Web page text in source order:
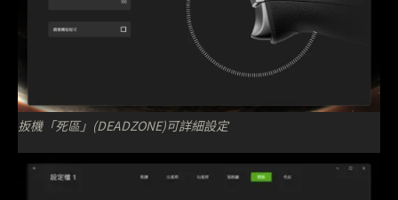
扳機「死區」(DEADZONE)可詳細設定